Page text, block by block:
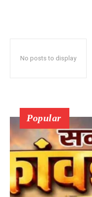
No posts to display
Popular